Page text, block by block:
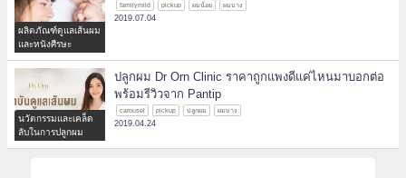
ผลิตภัณฑ์ดูแลเส้นผม
และหนังศีรษะ
familymild pickup ผมน้อย ผมบาง
2019.07.04
นวัตกรรมและเคล็ด
ลับในการปลูกผม
ปลูกผม Dr Orn Clinic ราคาถูกแพงดีแค่ไหนมาบอกต่อ
พร้อมรีวิวจาก Pantip
carousel pickup ปลูกผม ผมบาง
2019.04.24